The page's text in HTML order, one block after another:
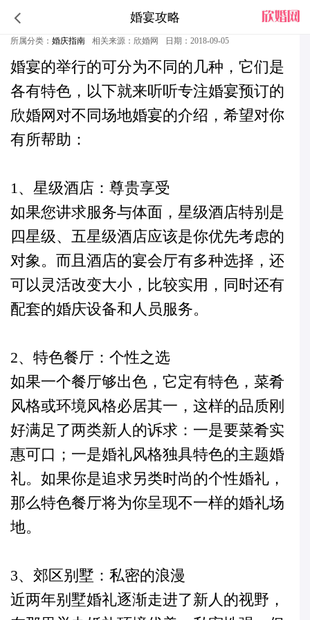
婚宴攻略
不同场地举行的婚宴有不同的特色
所属分类： 婚庆指南 相关来源：欣婚网 日期：2018-09-05
婚宴的举行的可分为不同的几种，它们是
各有特色， 以下就来听听专注婚宴预订的
欣婚网对不同场地婚宴的介绍，希望对你
有所帮助：
1、星级酒店：尊贵享受
如果您讲求服务与体面，星级酒店特别是
四星级、五星级酒店应该是你优先考虑的
对象。而且酒店的宴会厅有多种选择，还
可以灵活改变大小，比较实用，同时还有
配套的婚庆设备和人员服务。
2、特色餐厅：个性之选
如果一个餐厅够出色，它定有特色，菜肴
风格或环境风格必居其一，这样的品质刚
好满足了两类新人的诉求：一是要菜肴实
惠可口；一是婚礼风格独具特色的主题婚
礼。如果你是追求另类时尚的个性婚礼，
那么特色餐厅将为你呈现不一样的婚礼场
地。
3、郊区别墅：私密的浪漫
近两年别墅婚礼逐渐走进了新人的视野，